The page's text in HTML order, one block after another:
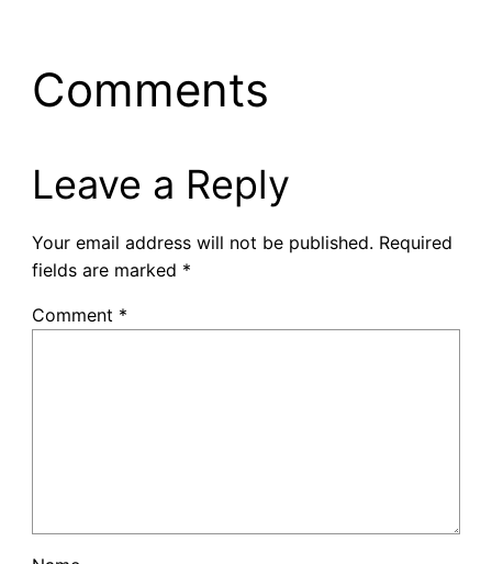
Comments
Leave a Reply
Your email address will not be published. Required
fields are marked *
Comment *